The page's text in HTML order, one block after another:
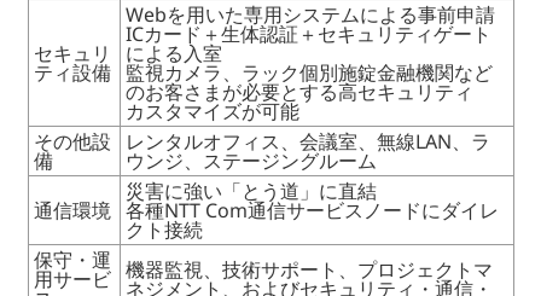
セキュリ
ティ設備
Webを用いた専用システムによる事前申請
ICカード＋生体認証＋セキュリティゲート
による入室
監視カメラ、ラック個別施錠金融機関など
のお客さまが必要とする高セキュリティ
カスタマイズが可能
その他設
備
レンタルオフィス、会議室、無線LAN、ラ
ウンジ、ステージングルーム
通信環境
災害に強い「とう道」に直結
各種NTT Com通信サービスノードにダイレ
クト接続
保守・運
用サービ 機器監視、技術サポート、プロジェクトマ
ネジメント、およびセキュリティ・通信・